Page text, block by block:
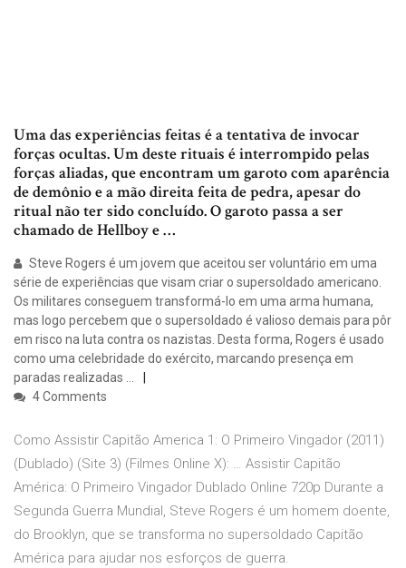
Uma das experiências feitas é a tentativa de invocar
forças ocultas. Um deste rituais é interrompido pelas
forças aliadas, que encontram um garoto com aparência
de demônio e a mão direita feita de pedra, apesar do
ritual não ter sido concluído. O garoto passa a ser
chamado de Hellboy e …
Steve Rogers é um jovem que aceitou ser voluntário em uma
série de experiências que visam criar o supersoldado americano.
Os militares conseguem transformá-lo em uma arma humana,
mas logo percebem que o supersoldado é valioso demais para pôr
em risco na luta contra os nazistas. Desta forma, Rogers é usado
como uma celebridade do exército, marcando presença em
paradas realizadas …
4 Comments
Como Assistir Capitão America 1: O Primeiro Vingador (2011)
(Dublado) (Site 3) (Filmes Online X): … Assistir Capitão
América: O Primeiro Vingador Dublado Online 720p Durante a
Segunda Guerra Mundial, Steve Rogers é um homem doente,
do Brooklyn, que se transforma no supersoldado Capitão
América para ajudar nos esforços de guerra.